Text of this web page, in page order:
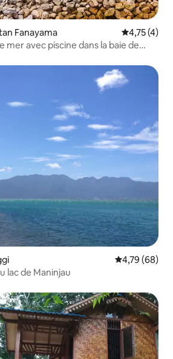
Fanayama Évaluation
4,75 (4)
mer avec piscine dans la baie de
Évaluation
4,79 (68)
lac de Maninjau